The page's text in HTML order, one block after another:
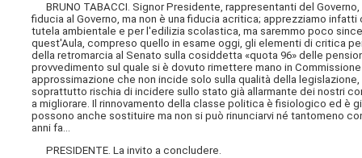
BRUNO TABACCI. Signor Presidente, rappresentanti del
fiducia al Governo, ma non è una fiducia acritica; apprezziamo
tutela ambientale e per l'edilizia scolastica, ma saremmo poco
quest'Aula, compreso quello in esame oggi, gli elementi di critica
della retromarcia al Senato sulla cosiddetta «quota 96» delle
provvedimento sul quale si è dovuto rimettere mano in
approssimazione che non incide solo sulla qualità della
soprattutto rischia di incidere sullo stato già allarmante dei nostri
a migliorare. Il rinnovamento della classe politica è fisiologico ed
possono anche sostituire ma non si può rinunciarvi né tantomeno
anni fa...
PRESIDENTE. La invito a concludere.